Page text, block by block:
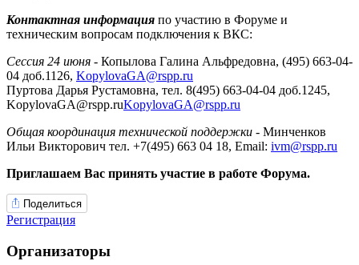
Контактная информация по участию в Форуме и
техническим вопросам подключения к ВКС:
Сессия 24 июня - Копылова Галина Альфредовна, (495) 663-04-
04 доб.1126, KopylovaGA@rspp.ru
Пуртова Дарья Рустамовна, тел. 8(495) 663-04-04 доб.1245,
KopylovaGA@rspp.ruKopylovaGA@rspp.ru
Общая координация технической поддержки - Минченков
Ильи Викторович тел. +7(495) 663 04 18, Email: ivm@rspp.ru
Приглашаем Вас принять участие в работе Форума.
Поделиться
Регистрация
Организаторы